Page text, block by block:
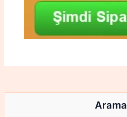
Arama